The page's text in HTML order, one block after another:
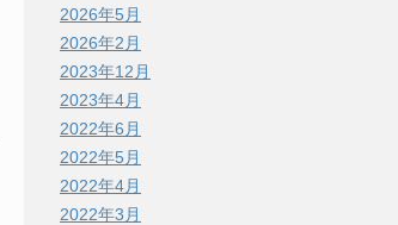
2026年5月
2026年2月
2023年12月
2023年4月
2022年6月
2022年5月
2022年4月
2022年3月